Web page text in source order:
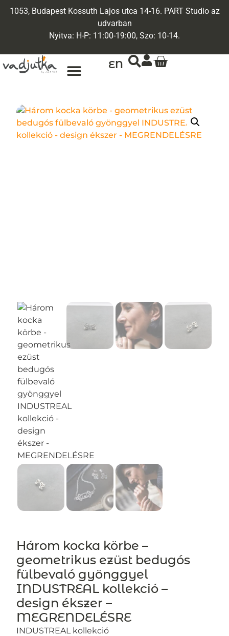
1053, Budapest Kossuth Lajos utca 14-16. PART Studio az
udvarban
Nyitva: H-P: 11:00-19:00, Szo: 10-14.
EN
Három kocka körbe –
geometrikus ezüst bedugós
fülbevaló gyönggyel
INDUSTREAL kollekció –
design ékszer –
MEGRENDELÉSRE
INDUSTREAL kollekció